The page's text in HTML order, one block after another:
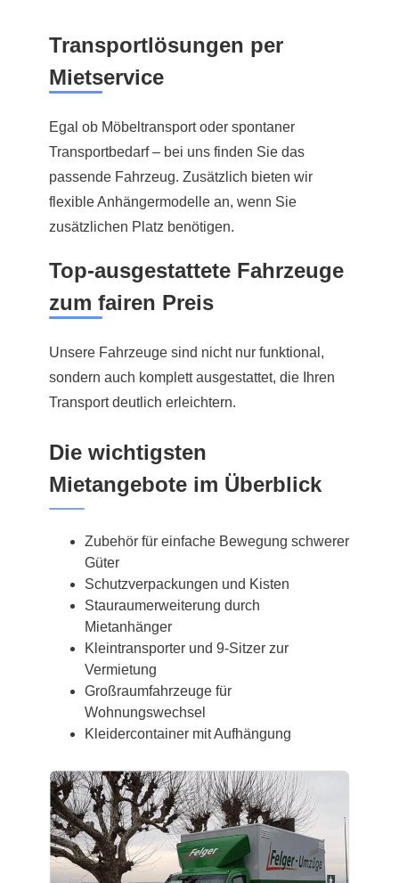
Transportlösungen per
Mietservice
Egal ob Möbeltransport oder spontaner
Transportbedarf – bei uns finden Sie das
passende Fahrzeug. Zusätzlich bieten wir
flexible Anhängermodelle an, wenn Sie
zusätzlichen Platz benötigen.
Top-ausgestattete Fahrzeuge
zum fairen Preis
Unsere Fahrzeuge sind nicht nur funktional,
sondern auch komplett ausgestattet, die Ihren
Transport deutlich erleichtern.
Die wichtigsten
Mietangebote im Überblick
Zubehör für einfache Bewegung schwerer
Güter
Schutzverpackungen und Kisten
Stauraumerweiterung durch
Mietanhänger
Kleintransporter und 9-Sitzer zur
Vermietung
Großraumfahrzeuge für
Wohnungswechsel
Kleidercontainer mit Aufhängung